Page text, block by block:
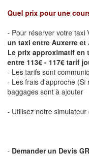
Quel prix pour une
- Pour réserver votre taxi
un taxi entre Auxerre et
Le prix approximatif en
entre 113€ - 117€ tarif
- Les tarifs sont
- Les frais d'approche (Si
baggages sont à ajouter
- Utilisez notre
- Demander un Devis